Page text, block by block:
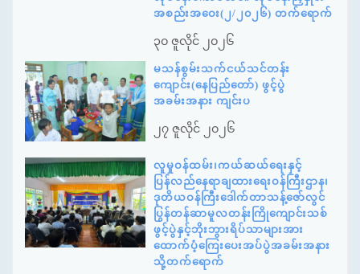
အစည်းအဝေး(၂/၂၀၂၆) တက်ရောက်
၃၀ ဇူလိုင် ၂၀၂၆
မသန်စွမ်းသက်ငယ်သင်တန်း
ကျောင်း(နေပြည်တော်) ဖွင့်ပွဲ
အခမ်းအနား ကျင်းပ
၂၇ ဇူလိုင် ၂၀၂၆
လူမှုဝန်ထမ်း၊ကယ်ဆယ်ရေးနှင့်
ပြန်လည်နေရာချထားရေးဝန်ကြီးဌာန၊
ဒုတိယဝန်ကြီးဒေါက်တာသန့်ဇော်လွင်
ပြွန်တန်ဆာမူလတန်းကြိုကျောင်းသစ်
ဖွင့်ပွဲနှင့်ဘိုးဘွားရိပ်သာများအား
ထောက်ပံ့ကြေးပေးအပ်ပွဲအခမ်းအနား
သို့တက်ရောက်